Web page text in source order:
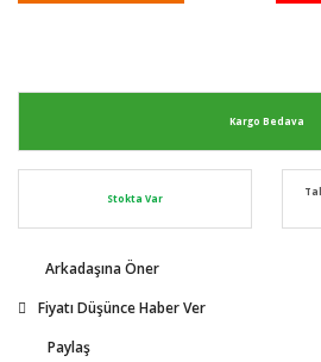
Kargo Bedava
Stokta Var
Arkadaşına Öner
Fiyatı Düşünce Haber Ver
Paylaş